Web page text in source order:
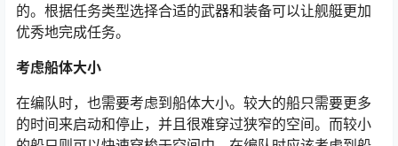
的。根据任务类型选择合适的武器和装备可以让舰艇更加
优秀地完成任务。
考虑船体大小
在编队时，也需要考虑到船体大小。较大的船只需要更多
的时间来启动和停止，并且很难穿过狭窄的空间。而较小